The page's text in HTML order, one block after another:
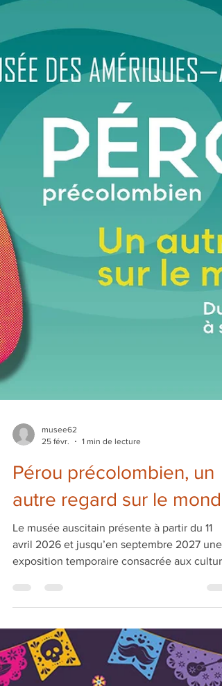
rendez-vous pour le don du sang, vous
musee62
25 févr.
1 min de lecture
Pérou précolombien, un
autre regard sur le monde
Le musée auscitain présente à partir du 11
avril 2026 et jusqu’en septembre 2027 une
200 pièces provenant de quatre musées
différents. L’exposition « Pérou
précolombien, un autre regard sur le monde